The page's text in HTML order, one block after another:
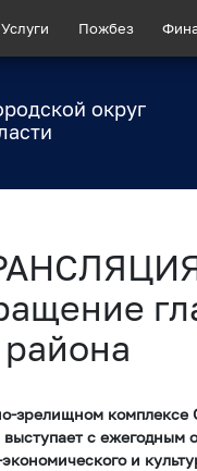
Услуги Пожбез
округ
зрелищном комплексе
с
и